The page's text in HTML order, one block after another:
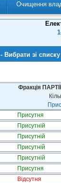
Очищення
- Вибрати зі списку
Фракція
Присутня
Присутній
Присутній
Присутній
Присутній
Присутня
Відсутня